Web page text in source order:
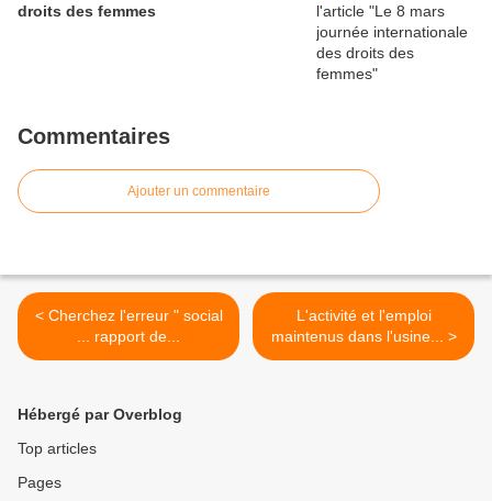
droits des femmes
Commentaires
Ajouter un commentaire
< Cherchez l'erreur " social
... rapport de...
L'activité et l'emploi
maintenus dans l'usine... >
Hébergé par Overblog
Top articles
Pages